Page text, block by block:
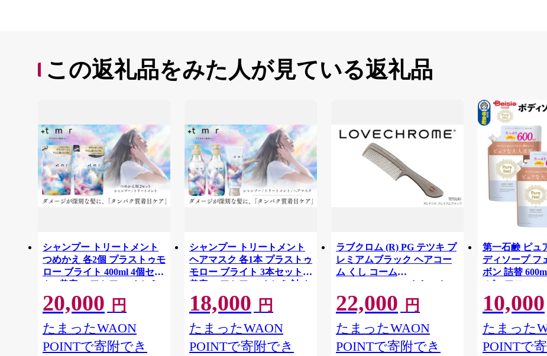
この返礼品をみた人が見ている返礼品
シャンプー トリートメント
つめかえ 各2個 プラストゥモ
ロー ブライト 400ml 4個セッ
ト | 美容 ヘアケア つめかえ
詰め替え ブリーチ 口コミ 香
り リピート ランキング ロン
グ ストレート サラサラ 洗い
上がり パサつき カラー 髪 保
湿 ダメージ タンパク質 艶 リ
20,000 円
たまったWAON
POINTで寄附でき
シャンプー トリートメント
ヘアマスク 各1本 プラストゥ
モロー ブライト 3本セット |
美容 ヘアケア つめかえ 詰め
替え ブリーチ 口コミ 香り リ
ピート ランキング ロング ス
トレート サラサラ 洗い上が
り パサつき カラー 髪 保湿
ダメージ タンパク質 艶 リペ
18,000 円
たまったWAON
POINTで寄附でき
ラブクロム (R) PG テツキ プ
レミアムブラック ヘアコー
ム くし コーム
LOVECHROME さらつや ヘ
アケア 駒ヶ根市[№5659-
1415]
22,000 円
たまったWAON
POINTで寄附でき
第一石鹸 ピュ
ディソープ フ
ボン 詰替
[ピュアフィー
プ ビューティ
ル世代 フェミ
からだ 身体 さ
板倉町] 群馬県
10,000
たまった
POINTで